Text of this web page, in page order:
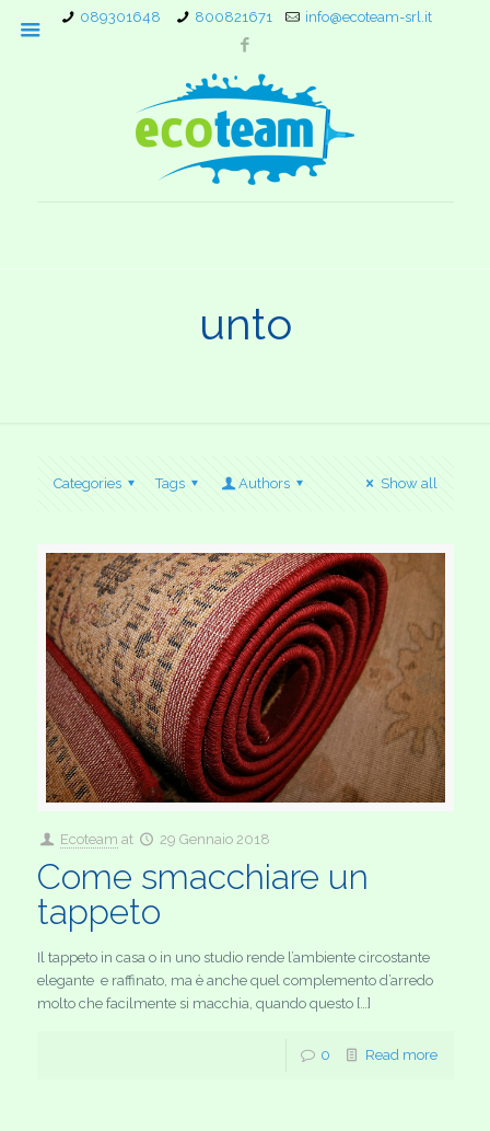
089301648 800821671 info@ecoteam-srl.it
unto
Categories Tags Authors Show all
Ecoteam at 29 Gennaio 2018
Come smacchiare un
tappeto
Il tappeto in casa o in uno studio rende l’ambiente circostante
elegante e raffinato, ma è anche quel complemento d’arredo
molto che facilmente si macchia, quando questo […]
0 Read more